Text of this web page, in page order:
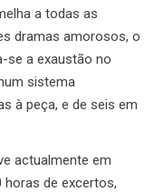
a todas as
dramas amorosos, o
se a exaustão no
sistema
à peça, e de seis em
actualmente em
horas de excertos,